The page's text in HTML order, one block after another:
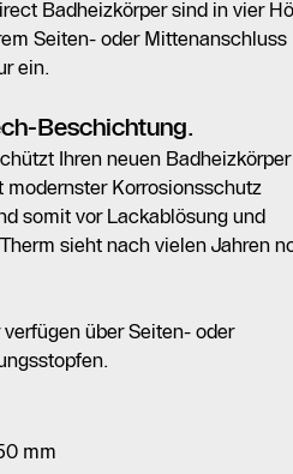
Badheizkörper sind in vier
Seiten- oder Mittenanschluss
ein.
Beschichtung.
Ihren neuen
modernster Korrosionsschutz
somit vor Lackablösung und
sieht nach vielen Jahren
über Seiten- oder
mm